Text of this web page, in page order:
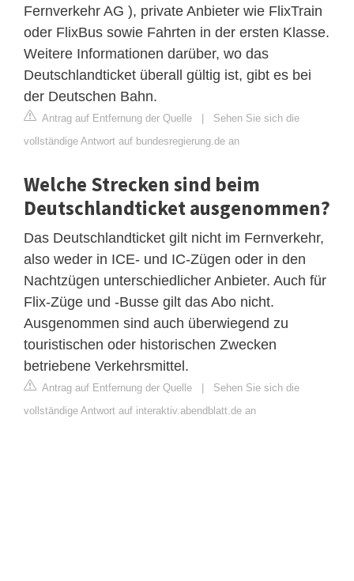
Fernverkehr AG ), private Anbieter wie FlixTrain
oder FlixBus sowie Fahrten in der ersten Klasse.
Weitere Informationen darüber, wo das
Deutschlandticket überall gültig ist, gibt es bei
der Deutschen Bahn.
Antrag auf Entfernung der Quelle | Sehen Sie sich die
vollständige Antwort auf bundesregierung.de an
Welche Strecken sind beim
Deutschlandticket ausgenommen?
Das Deutschlandticket gilt nicht im Fernverkehr,
also weder in ICE- und IC-Zügen oder in den
Nachtzügen unterschiedlicher Anbieter. Auch für
Flix-Züge und -Busse gilt das Abo nicht.
Ausgenommen sind auch überwiegend zu
touristischen oder historischen Zwecken
betriebene Verkehrsmittel.
Antrag auf Entfernung der Quelle | Sehen Sie sich die
vollständige Antwort auf interaktiv.abendblatt.de an